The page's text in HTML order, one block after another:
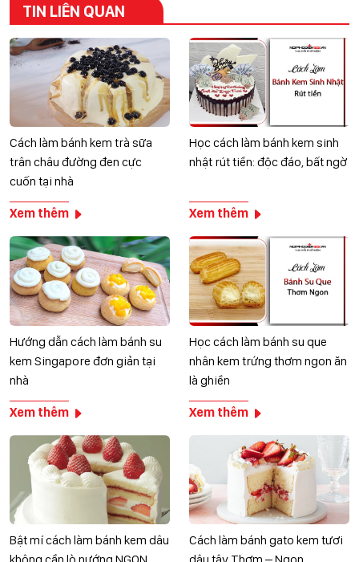
TIN LIÊN QUAN
Cách làm bánh kem trà sữa
trân châu đường đen cực
cuốn tại nhà
Xem thêm
Học cách làm bánh kem sinh
nhật rút tiền: độc đáo, bất ngờ
Xem thêm
Hướng dẫn cách làm bánh su
kem Singapore đơn giản tại
nhà
Xem thêm
Học cách làm bánh su que
nhân kem trứng thơm ngon ăn
là ghiền
Xem thêm
Bật mí cách làm bánh kem dâu
Cách làm bánh gato kem tươi